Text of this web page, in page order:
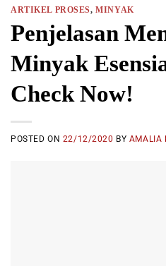
ARTIKEL PROSES,MINYAK
Penjelasan
Minyak
Check Now!
POSTED ON 22/12/2020 BY AMALIA